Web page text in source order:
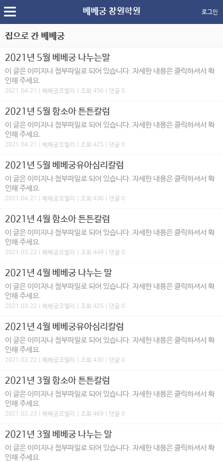
베베궁 창원학원 로그인
집으로 간 베베궁
2021년 5월 베베궁 나누는말
이 글은 이미지나 첨부파일로 되어 있습니다. 자세한 내용은 클릭하셔서 확
인해 주세요.
2021.04.21 | 베베궁코엘리 | 조회 456 | 댓글 0
2021년 5월 함소아 튼튼칼럼
이 글은 이미지나 첨부파일로 되어 있습니다. 자세한 내용은 클릭하셔서 확
인해 주세요.
2021.04.21 | 베베궁코엘리 | 조회 425 | 댓글 0
2021년 5월 베베궁유아심리칼럼
이 글은 이미지나 첨부파일로 되어 있습니다. 자세한 내용은 클릭하셔서 확
인해 주세요.
2021.04.21 | 베베궁코엘리 | 조회 430 | 댓글 0
2021년 4월 함소아 튼튼칼럼
이 글은 이미지나 첨부파일로 되어 있습니다. 자세한 내용은 클릭하셔서 확
인해 주세요.
2021.03.22 | 베베궁코엘리 | 조회 449 | 댓글 0
2021년 4월 베베궁 나누는 말
이 글은 이미지나 첨부파일로 되어 있습니다. 자세한 내용은 클릭하셔서 확
인해 주세요.
2021.03.22 | 베베궁코엘리 | 조회 425 | 댓글 0
2021년 4월 베베궁유아심리칼럼
이 글은 이미지나 첨부파일로 되어 있습니다. 자세한 내용은 클릭하셔서 확
인해 주세요.
2021.03.22 | 베베궁코엘리 | 조회 430 | 댓글 0
2021년 3월 함소아 튼튼칼럼
이 글은 이미지나 첨부파일로 되어 있습니다. 자세한 내용은 클릭하셔서 확
인해 주세요.
2021.02.23 | 베베궁코엘리 | 조회 469 | 댓글 0
2021년 3월 베베궁 나누는 말
이 글은 이미지나 첨부파일로 되어 있습니다. 자세한 내용은 클릭하셔서 확
인해 주세요.